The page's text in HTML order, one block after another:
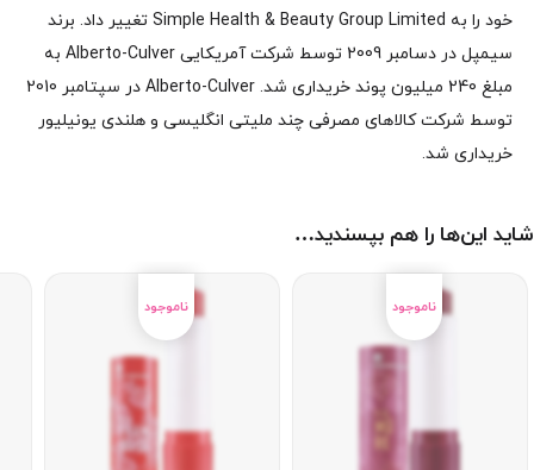
خود را به Simple Health & Beauty Group Limited تغییر داد. برند
سیمپل در دسامبر 2009 توسط شرکت آمریکایی Alberto-Culver به
مبلغ 240 میلیون پوند خریداری شد. Alberto-Culver در سپتامبر 2010
توسط شرکت کالاهای مصرفی چند ملیتی انگلیسی و هلندی یونیلیور
خریداری شد.
شاید این‌ها را هم بپسندید…